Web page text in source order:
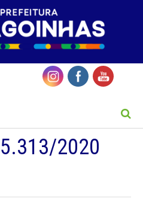
5.313/2020